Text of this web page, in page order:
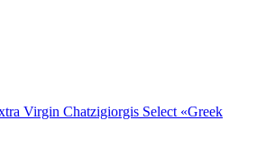
Virgin Chatzigiorgis Select «Greek